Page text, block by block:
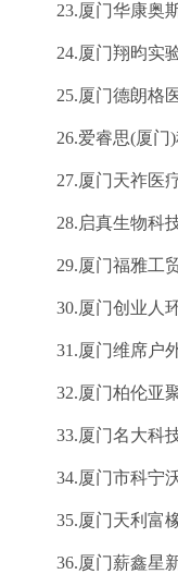
23.厦门华康奥斯
24.厦门翔昀实验
25.厦门德朗格医
26.爱睿思(厦门)
27.厦门天祚医疗
28.启真生物科技
29.厦门福雅工贸
30.厦门创业人环
31.厦门维席户外
32.厦门柏伦亚聚
33.厦门名大科技
34.厦门市科宁沃
35.厦门天利富橡
36.厦门薪鑫星新